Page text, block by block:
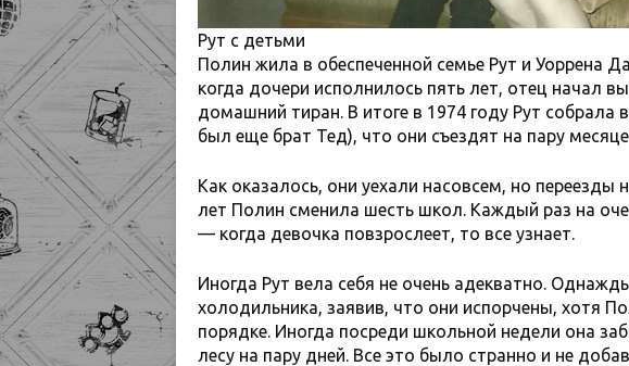
Рут с детьми
Полин жила в обеспеченной семье Рут и Уоррена
когда дочери исполнилось пять лет, отец начал
домашний тиран. В итоге в 1974 году Рут собрала
был еще брат Тед), что они съездят на пару
Как оказалось, они уехали насовсем, но переезды
лет Полин сменила шесть школ. Каждый раз на
— когда девочка повзрослеет, то все узнает.
Иногда Рут вела себя не очень адекватно.
холодильника, заявив, что они испорчены, хотя
порядке. Иногда посреди школьной недели она
лесу на пару дней. Все это было странно и не